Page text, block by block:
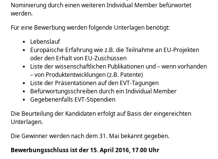
Nominierung durch einen weiteren Individual Member befürwortet
werden.
Für eine Bewerbung werden folgende Unterlagen benötigt:
Lebenslauf
Europäische Erfahrung wie z.B. die Teilnahme an EU-Projekten
oder den Erhalt von EU-Zuschüssen
Liste der wissenschaftlichen Publikationen und – wenn vorhanden
– von Produktentwicklungen (z.B. Patente)
Liste der Präsentationen auf den EVT-Tagungen
Befürwortungsschreiben durch ein Individual Member
Gegebenenfalls EVT-Stipendien
Die Beurteilung der Kandidaten erfolgt auf Basis der eingereichten
Unterlagen.
Die Gewinner werden nach dem 31. Mai bekannt gegeben.
Bewerbungsschluss ist der 15. April 2016, 17.00 Uhr